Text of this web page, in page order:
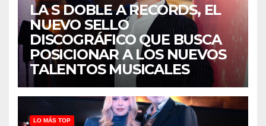
LA S DOBLE A RECORDS, EL
NUEVO SELLO
DISCOGRÁFICO QUE BUSCA
POSICIONAR A LOS NUEVOS
TALENTOS MUSICALES
LO MÁS TOP